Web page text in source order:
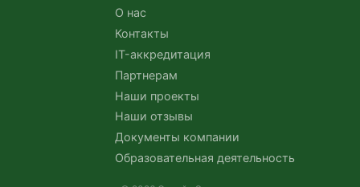
О нас
Контакты
IT-аккредитация
Партнерам
Наши проекты
Наши отзывы
Документы компании
Образовательная деятельность